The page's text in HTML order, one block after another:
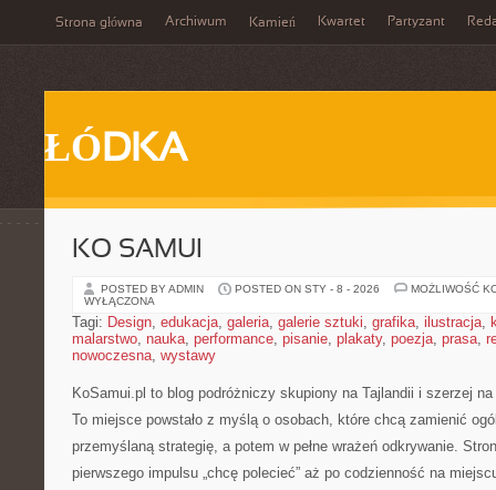
Strona główna Archiwum Kamień Kwartet Partyzant
ŁÓDKA
KO SAMUI
POSTED BY ADMIN POSTED ON STY - 8 - 2026
MOŻLIWOŚĆ
WYŁĄCZONA
Tagi: Design, edukacja, galeria, galerie sztuki, grafika, ilustracja,
malarstwo, nauka, performance, pisanie, plakaty, poezja, prasa,
nowoczesna, wystawy
KoSamui.pl to blog podróżniczy skupiony na Tajlandii i szerzej na
To miejsce powstało z myślą o osobach, które chcą zamienić
przemyślaną strategię, a potem w pełne wrażeń odkrywanie.
pierwszego impulsu „chcę polecieć” aż po codzienność na